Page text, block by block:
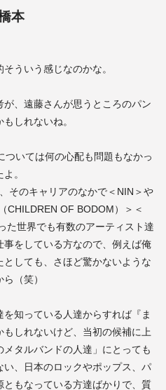
本
ういう感じなのかな。
、遠藤さんが思うところのパン
しれないね。
ついては何の心配も問題もなかっ
よ。
そのキャリアのなかで＜ NIN ＞や
CHILDREN OF BODOM）＞＜
た世界でも有数のアーティスト達
をしている方なので、例えば俺
しても、さほど驚かないような
ら（笑）
知っている人達からすれば『ま
しれないけど、当初の候補に上
タルバンドの人達」にとっても
、日本のロックやポップス、パ
もなっている方達ばかりで、質